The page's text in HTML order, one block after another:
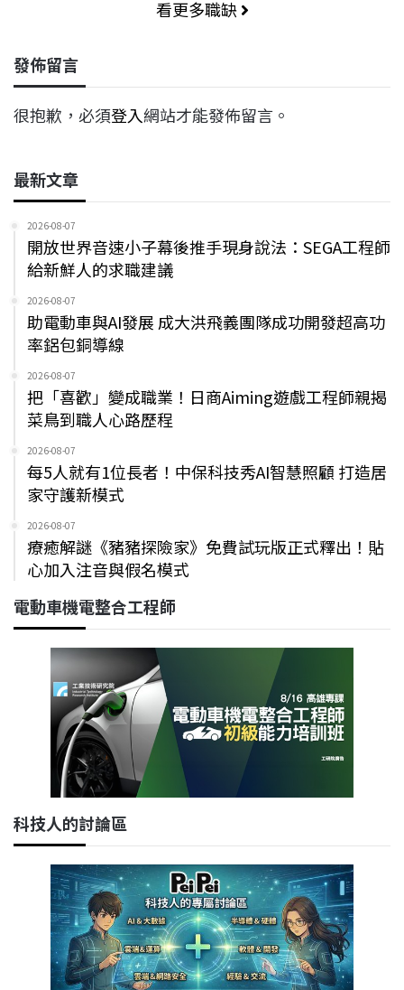
看更多職缺
發佈留言
很抱歉，必須登入網站才能發佈留言。
最新文章
2026-08-07
開放世界音速小子幕後推手現身說法：SEGA工程師
給新鮮人的求職建議
2026-08-07
助電動車與AI發展 成大洪飛義團隊成功開發超高功
率鋁包銅導線
2026-08-07
把「喜歡」變成職業！日商Aiming遊戲工程師親揭
菜鳥到職人心路歷程
2026-08-07
每5人就有1位長者！中保科技秀AI智慧照顧 打造居
家守護新模式
2026-08-07
療癒解謎《豬豬探險家》免費試玩版正式釋出！貼
心加入注音與假名模式
電動車機電整合工程師
科技人的討論區